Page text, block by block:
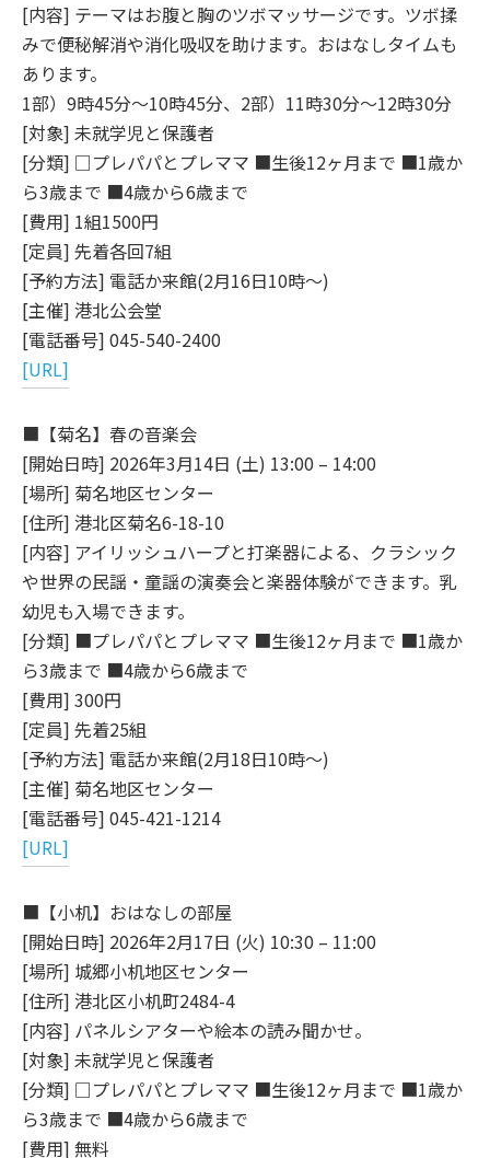
[内容] テーマはお腹と胸のツボマッサージです。ツボ揉
みで便秘解消や消化吸収を助けます。おはなしタイムも
あります。
1部）9時45分～10時45分、2部）11時30分～12時30分
[対象] 未就学児と保護者
[分類] □プレパパとプレママ ■生後12ヶ月まで ■1歳か
ら3歳まで ■4歳から6歳まで
[費用] 1組1500円
[定員] 先着各回7組
[予約方法] 電話か来館(2月16日10時～)
[主催] 港北公会堂
[電話番号] 045-540-2400
[URL]
■【菊名】春の音楽会
[開始日時] 2026年3月14日 (土) 13:00 – 14:00
[場所] 菊名地区センター
[住所] 港北区菊名6-18-10
[内容] アイリッシュハープと打楽器による、クラシック
や世界の民謡・童謡の演奏会と楽器体験ができます。乳
幼児も入場できます。
[分類] ■プレパパとプレママ ■生後12ヶ月まで ■1歳か
ら3歳まで ■4歳から6歳まで
[費用] 300円
[定員] 先着25組
[予約方法] 電話か来館(2月18日10時～)
[主催] 菊名地区センター
[電話番号] 045-421-1214
[URL]
■【小机】おはなしの部屋
[開始日時] 2026年2月17日 (火) 10:30 – 11:00
[場所] 城郷小机地区センター
[住所] 港北区小机町2484-4
[内容] パネルシアターや絵本の読み聞かせ。
[対象] 未就学児と保護者
[分類] □プレパパとプレママ ■生後12ヶ月まで ■1歳か
ら3歳まで ■4歳から6歳まで
[費用] 無料